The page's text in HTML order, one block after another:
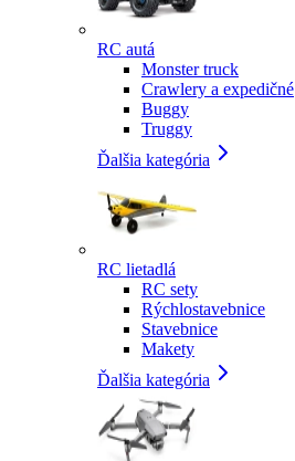
RC autá
Monster truck
Crawlery a expedičné
Buggy
Truggy
Ďalšia kategória
RC lietadlá
RC sety
Rýchlostavebnice
Stavebnice
Makety
Ďalšia kategória